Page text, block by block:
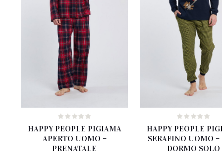
HAPPY PEOPLE PIGIAMA
APERTO UOMO –
PRENATALE
HAPPY PEOPLE
SERAFINO UOMO –
DORMO SOLO